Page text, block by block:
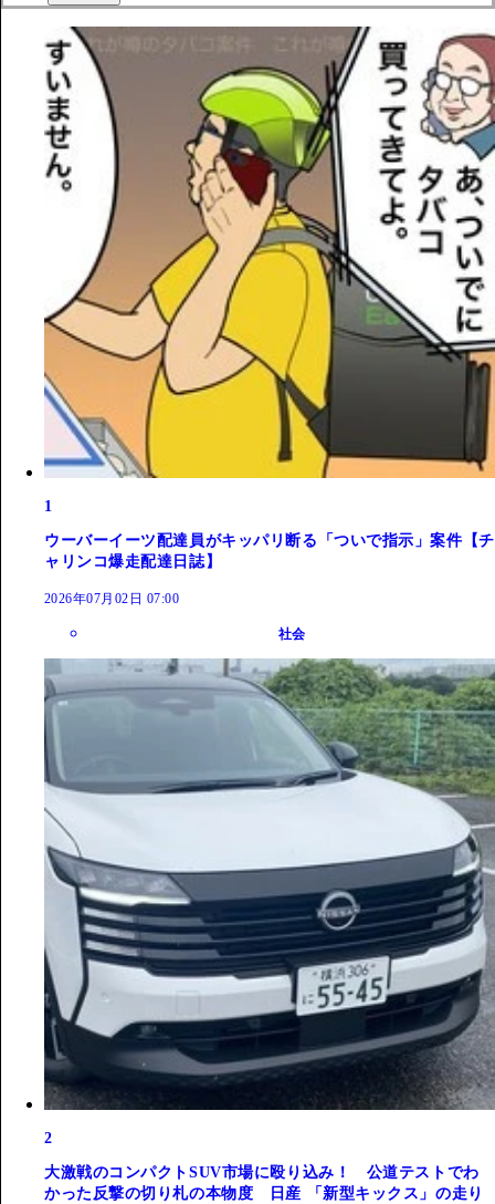
1
ウーバーイーツ配達員がキッパリ断る「ついで指示」案件【チ
ャリンコ爆走配達日誌】
2026年07月02日 07:00
社会
2
大激戦のコンパクトSUV市場に殴り込み！ 公道テストでわ
かった反撃の切り札の本物度 日産 「新型キックス」の走り